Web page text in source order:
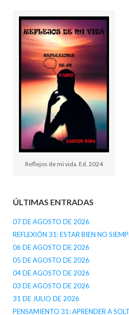
Reflejos de mi vida. Ed. 2024
ÚLTIMAS ENTRADAS
07 DE AGOSTO DE 2026
REFLEXIÓN 31: ESTAR BIEN NO
06 DE AGOSTO DE 2026
05 DE AGOSTO DE 2026
04 DE AGOSTO DE 2026
03 DE AGOSTO DE 2026
31 DE JULIO DE 2026
PENSAMIENTO 31: APRENDER A